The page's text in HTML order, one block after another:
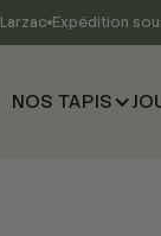
Expédition
NOS TAPIS